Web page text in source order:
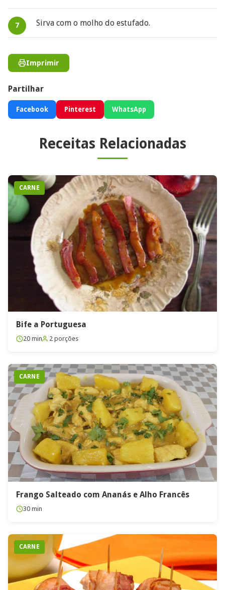
Sirva com o molho do estufado.
Imprimir
Partilhar
Facebook Pinterest WhatsApp
Receitas Relacionadas
CARNE
Bife a Portuguesa
20 min 2 porções
CARNE
Frango Salteado com Ananás e Alho Francês
30 min
CARNE